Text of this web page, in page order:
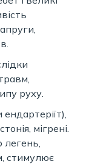
руху.
мігрені.
стимулює